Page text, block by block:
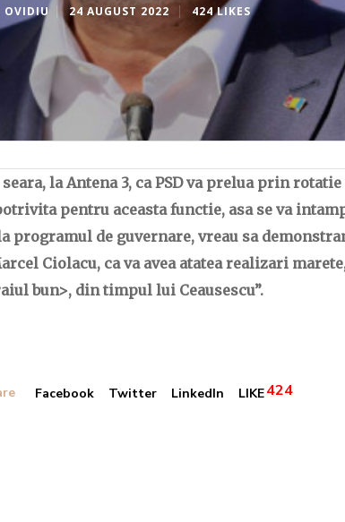
OVIDIU 24 AUGUST 2022 424 LIKES
la Antena 3, ca PSD va prelua prin
pentru aceasta functie, asa se va
programul de guvernare, vreau sa
Ciolacu, ca va avea atatea realizari
bun>, din timpul lui Ceausescu”.
Facebook Twitter LinkedIn LIKE424